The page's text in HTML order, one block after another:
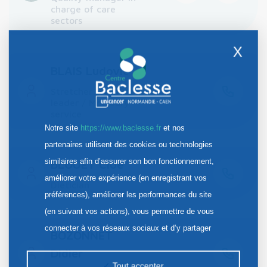
charge of care
sectors
BLAIS Ludovic
Stretcher team
leader / Mortuary
BLOUET Cloé
BOZONNET
Didier
X
Notre site https://www.baclesse.fret nos
partenaires utilisent des cookies ou technologies
similaires afin d’assurer son bon fonctionnement,
améliorer votre expérience (en enregistrant vos
préférences), améliorer les performances du site
(en suivant vos actions), vous permettre de vous
connecter à vos réseaux sociaux et d’y partager
la publicité personnalisée sur notre site ou ceux de